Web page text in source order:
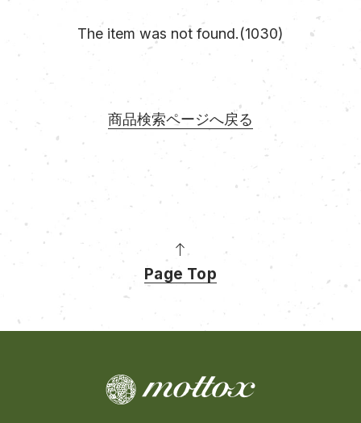
The item was not found.(1030)
商品検索ページへ戻る
Page Top